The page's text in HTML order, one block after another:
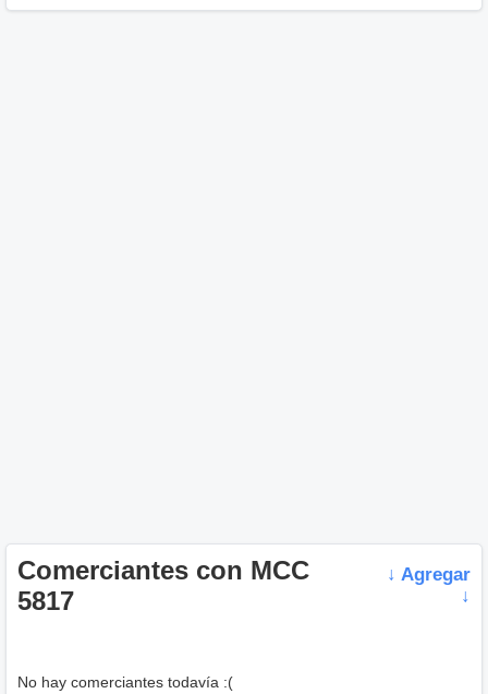
Comerciantes con MCC
5817
↓ Agregar
↓
No hay comerciantes todavía :(